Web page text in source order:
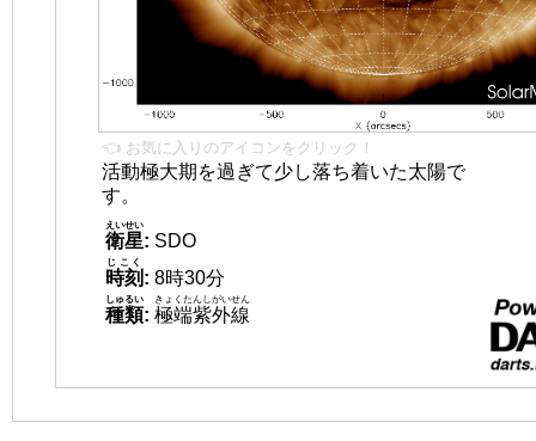
👈 お気に入りのアイコンをクリック！
活動極大期を過ぎて少し落ち着いた太陽で
す。
衛星
えいせい
: SDO
時刻
じこく
: 8時30分
種類
しゅるい
: 極端紫外線
きょくたんしがいせん